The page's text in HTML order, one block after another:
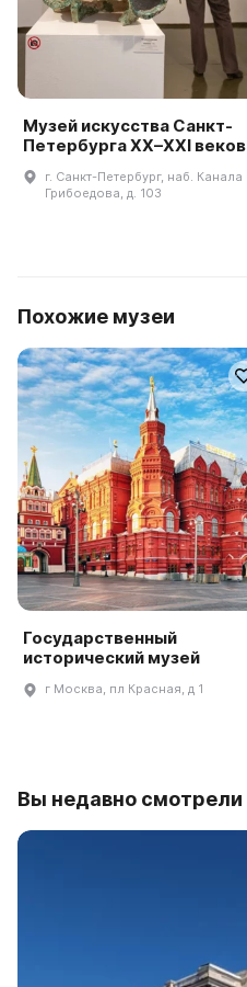
Музей искусства Санкт-
Петербурга XX–XXI веков
г. Санкт-Петербург, наб. Канала
Грибоедова, д. 103
Похожие музеи
Государственный
исторический музей
г Москва, пл Красная, д 1
Вы недавно смотрели